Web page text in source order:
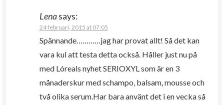
Lenasays:
24 februari, 2015 at 07:05
Spännande…………jag har provat allt! Så det kan
vara kul att testa detta också. Håller just nu på
med Lóreals nyhet SERIOXYL som är en 3
månaderskur med schampo, balsam, mousse och
två olika serum.Har bara använt det i en vecka så